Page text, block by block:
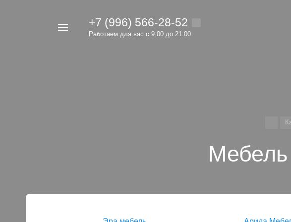
+7 (996) 566-28-52
Работаем для вас с 9:00 до 21:00
Мебель